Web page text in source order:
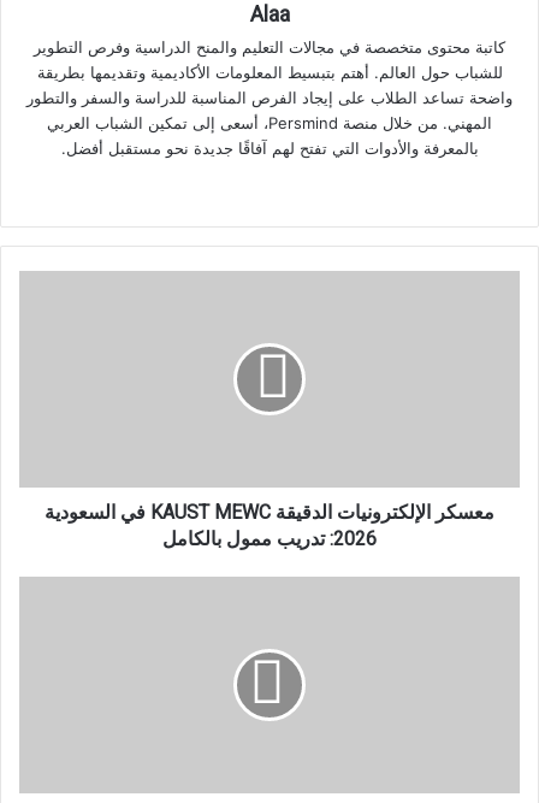
Alaa
كاتبة محتوى متخصصة في مجالات التعليم والمنح الدراسية وفرص التطوير
للشباب حول العالم. أهتم بتبسيط المعلومات الأكاديمية وتقديمها بطريقة
واضحة تساعد الطلاب على إيجاد الفرص المناسبة للدراسة والسفر والتطور
المهني. من خلال منصة Persmind، أسعى إلى تمكين الشباب العربي
بالمعرفة والأدوات التي تفتح لهم آفاقًا جديدة نحو مستقبل أفضل.
تدريب
ممول
معسكر الإلكترونيات الدقيقة KAUST MEWC في السعودية
2026: تدريب ممول بالكامل